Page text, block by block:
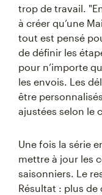
trop de travail.
à créer qu’une
tout est pensé
de définir les
pour n’importe
les envois. Les
être
ajustées selon le
Une fois la série
mettre à jour les
saisonniers. Le
Résultat : plus